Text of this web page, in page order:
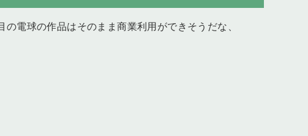
電球の作品はそのまま商業利用ができそうだな、